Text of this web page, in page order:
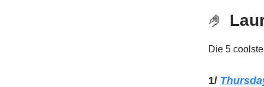
🤌
Die 5
1/